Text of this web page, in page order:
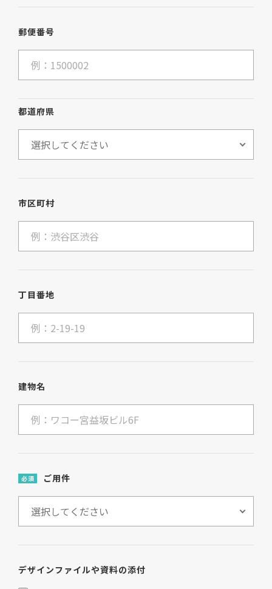
郵便番号
都道府県
市区町村
丁目番地
建物名
必須 ご用件
デザインファイルや資料の添付